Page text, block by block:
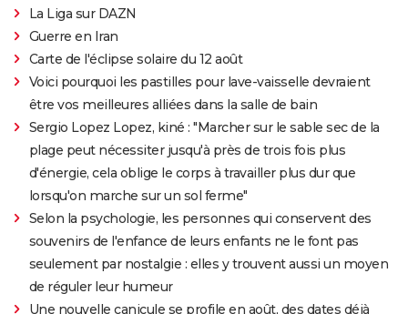
La Liga sur DAZN
Guerre en Iran
Carte de l'éclipse solaire du 12 août
Voici pourquoi les pastilles pour lave-vaisselle devraient
être vos meilleures alliées dans la salle de bain
Sergio Lopez Lopez, kiné : "Marcher sur le sable sec de la
plage peut nécessiter jusqu'à près de trois fois plus
d'énergie, cela oblige le corps à travailler plus dur que
lorsqu'on marche sur un sol ferme"
Selon la psychologie, les personnes qui conservent des
souvenirs de l'enfance de leurs enfants ne le font pas
seulement par nostalgie : elles y trouvent aussi un moyen
de réguler leur humeur
Une nouvelle canicule se profile en août, des dates déjà